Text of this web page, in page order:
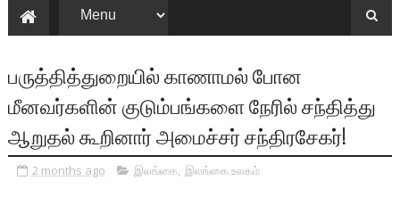
பருத்தித்துறையில் காணாமல் போன
மீனவர்களின் குடும்பங்களை நேரில் சந்தித்து
ஆறுதல் கூறினார் அமைச்சர் சந்திரசேகர்!
2 months ago இலங்கை, இலங்கை.உலகம்